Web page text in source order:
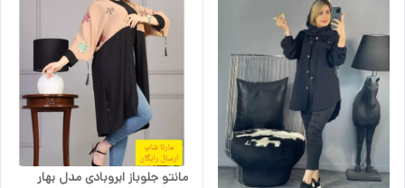
مانتو جلوباز ابروبادی مدل بهار